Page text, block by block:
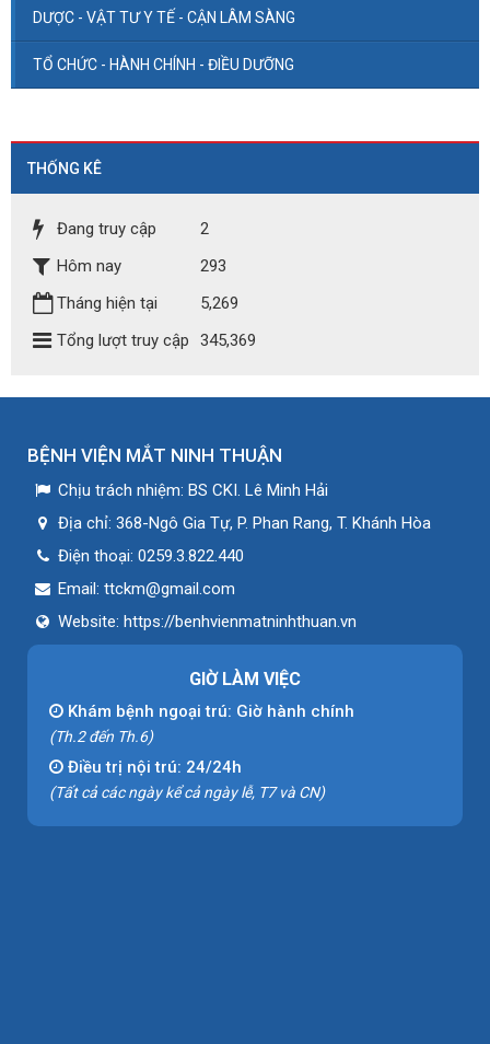
DƯỢC - VẬT TƯ Y TẾ - CẬN LÂM SÀNG
TỔ CHỨC - HÀNH CHÍNH - ĐIỀU DƯỠNG
THỐNG KÊ
Đang truy cập
2
Hôm nay
293
Tháng hiện tại
5,269
Tổng lượt truy cập
345,369
BỆNH VIỆN MẮT NINH THUẬN
Chịu trách nhiệm: BS CKI. Lê Minh Hải
Địa chỉ: 368-Ngô Gia Tự, P. Phan Rang, T. Khánh Hòa
Điện thoại: 0259.3.822.440
Email: ttckm@gmail.com
Website: https://benhvienmatninhthuan.vn
GIỜ LÀM VIỆC
Khám bệnh ngoại trú: Giờ hành chính
(Th.2 đến Th.6)
Điều trị nội trú: 24/24h
(Tất cả các ngày kể cả ngày lễ, T7 và CN)